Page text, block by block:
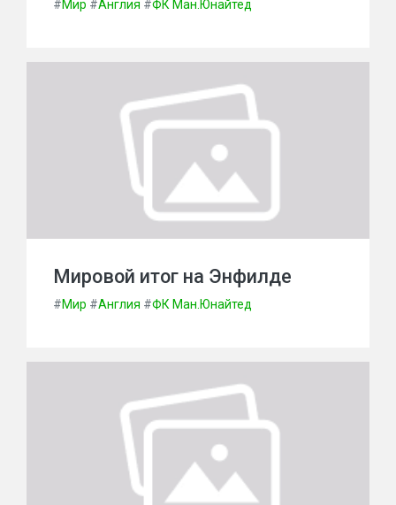
#Мир #Англия #ФК Ман.Юнайтед
Мировой итог на Энфилде
#Мир #Англия #ФК Ман.Юнайтед